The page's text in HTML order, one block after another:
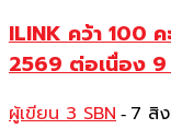
ILINK คว้า 100
2569 ต่อเนื่อง 9
ผู้เขียน 3 SBN - 7 สิ